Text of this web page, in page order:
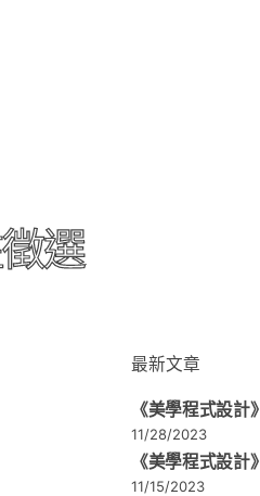
選
最新文章
《美學程式設計》
11/28/2023
《美學程式設計》
11/15/2023